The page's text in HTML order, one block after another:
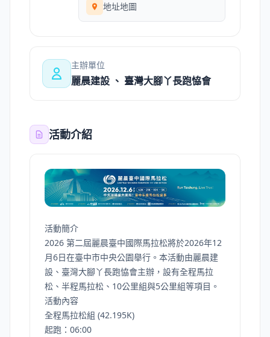
地址地圖
主辦單位
麗晨建設 、 臺灣大腳丫長跑恊會
活動介紹
活動簡介
2026 第二屆麗晨臺中國際馬拉松將於2026年12
月6日在臺中市中央公園舉行。本活動由麗晨建
設、臺灣大腳丫長跑恊會主辦，設有全程馬拉
松、半程馬拉松、10公里組與5公里組等項目。
活動內容
全程馬拉松組 (42.195K)
起跑：06:00